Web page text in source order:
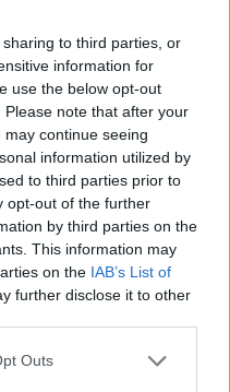
to third parties, or
information for
use the below opt-out
note that after your
continue seeing
information utilized by
to third parties prior to
opt-out of the further
by third parties on the
This information may
on the IAB’s List of
further disclose it to other
Outs